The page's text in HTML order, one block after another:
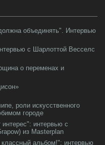
объединять". Интервью
с Шарлоттой Весселс
о переменах и
роли искусственного
городе
интерес": интервью с
из Masterplan
альбом!": интервью